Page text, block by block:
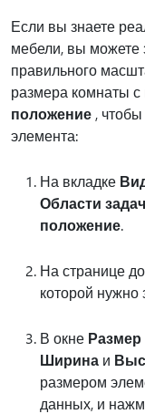
Если вы знаете
мебели, вы можете
правильного
размера комнаты
положение ,
элемента:
На вкладке
Области задач
положение.
На странице
которой нужно
В окне
Ширина и
размером
данных, и